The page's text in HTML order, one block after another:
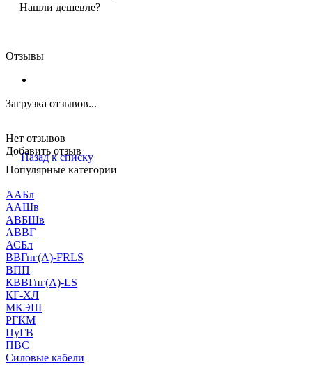
Нашли дешевле?
Отзывы
Загрузка отзывов...
Нет отзывов
Добавить отзыв
Назад к списку
Популярные категории
ААБл
ААШв
АВБШв
АВВГ
АСБл
ВВГнг(А)-FRLS
ВПП
КВВГнг(А)-LS
КГ-ХЛ
МКЭШ
РГКМ
ПуГВ
ПВС
Силовые кабели